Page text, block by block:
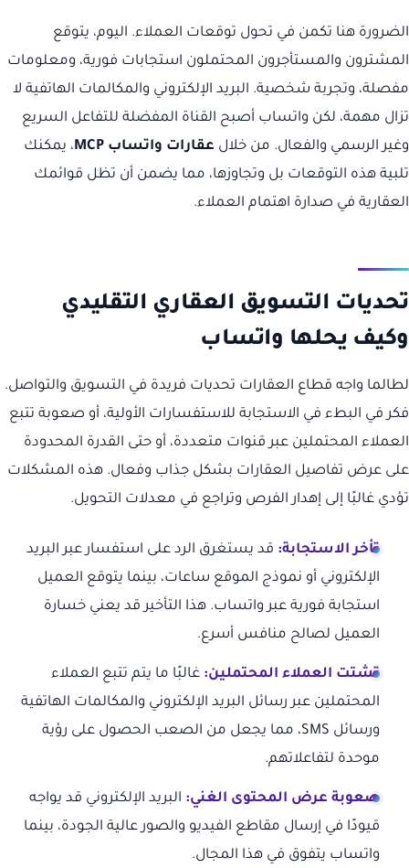
الضرورة هنا تكمن في تحول توقعات العملاء. اليوم، يتوقع
المشترون والمستأجرون المحتملون استجابات فورية، ومعلومات
مفصلة، وتجربة شخصية. البريد الإلكتروني والمكالمات الهاتفية لا
تزال مهمة، لكن واتساب أصبح القناة المفضلة للتفاعل السريع
وغير الرسمي والفعال. من خلال عقارات واتساب MCP
، يمكنك
تلبية هذه التوقعات بل وتجاوزها، مما يضمن أن تظل قوائمك
العقارية في صدارة اهتمام العملاء.
تحديات التسويق العقاري التقليدي
وكيف يحلها واتساب
لطالما واجه قطاع العقارات تحديات فريدة في التسويق والتواصل.
فكر في البطء في الاستجابة للاستفسارات الأولية، أو صعوبة تتبع
العملاء المحتملين عبر قنوات متعددة، أو حتى القدرة المحدودة
على عرض تفاصيل العقارات بشكل جذاب وفعال. هذه المشكلات
تؤدي غالبًا إلى إهدار الفرص وتراجع في معدلات التحويل.
تأخر الاستجابة: قد يستغرق الرد على استفسار عبر البريد
الإلكتروني أو نموذج الموقع ساعات، بينما يتوقع العميل
استجابة فورية عبر واتساب. هذا التأخير قد يعني خسارة
العميل لصالح منافس أسرع.
تشتت العملاء المحتملين: غالبًا ما يتم تتبع العملاء
المحتملين عبر رسائل البريد الإلكتروني والمكالمات الهاتفية
ورسائل SMS، مما يجعل من الصعب الحصول على رؤية
موحدة لتفاعلاتهم.
صعوبة عرض المحتوى الغني: البريد الإلكتروني قد يواجه
قيودًا في إرسال مقاطع الفيديو والصور عالية الجودة، بينما
واتساب يتفوق في هذا المجال.